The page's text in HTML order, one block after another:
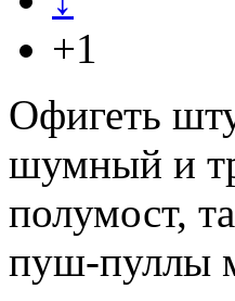
+1
Офигеть
шумный и
полумост,
пуш-пуллы